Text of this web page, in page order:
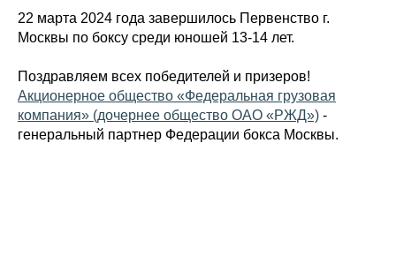
22 марта 2024 года завершилось Первенство г.
Москвы по боксу среди юношей 13-14 лет.
Поздравляем всех победителей и призеров!
Акционерное общество «Федеральная грузовая
компания» (дочернее общество ОАО «РЖД») -
генеральный партнер Федерации бокса Москвы.